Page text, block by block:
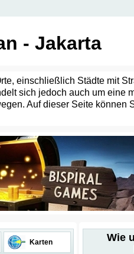
- Jakarta
einschließlich Städte mit
sich jedoch auch um eine
Auf dieser Seite können
Karten
Wie